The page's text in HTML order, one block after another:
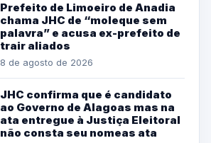
Prefeito de Limoeiro de Anadia
chama JHC de “moleque sem
palavra” e acusa ex-prefeito de
trair aliados
8 de agosto de 2026
JHC confirma que é candidato
ao Governo de Alagoas mas na
ata entregue à Justiça Eleitoral
não consta seu nomeas ata